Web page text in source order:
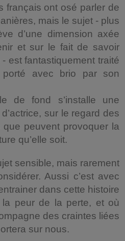
français ont osé parler de
mais le sujet - plus
d’une dimension axée
et sur le fait de savoir
est fantastiquement traité
avec brio par son
de fond s’installe une
sur le regard des
peuvent provoquer la
qu’elle soit.
sensible, mais rarement
Aussi c’est avec
dans cette histoire
la peur de la perte, et où
des craintes liées
sur nous.